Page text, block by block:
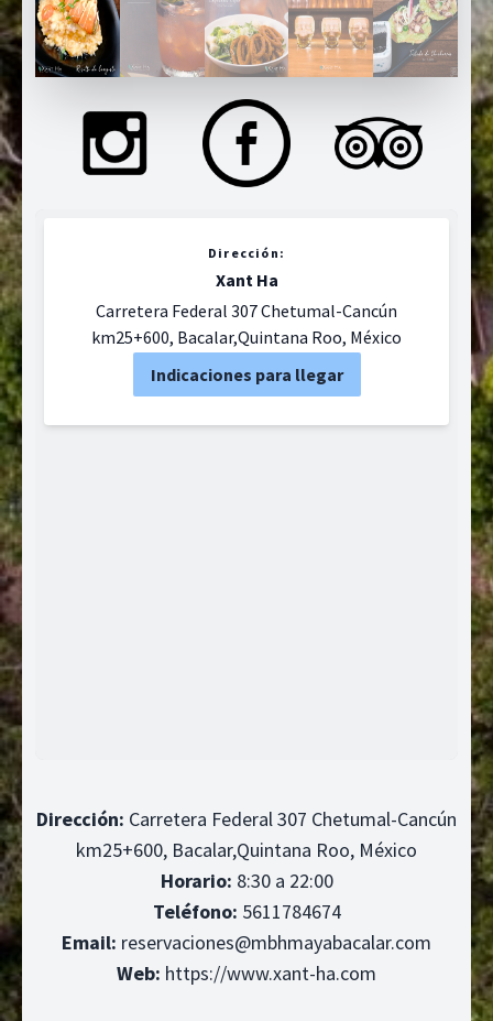
Dirección:
Xant Ha
Carretera Federal 307 Chetumal-Cancún
km25+600, Bacalar,Quintana Roo, México
Indicaciones para llegar
Dirección: Carretera Federal 307 Chetumal-Cancún
km25+600, Bacalar,Quintana Roo, México
Horario: 8:30 a 22:00
Teléfono: 5611784674
Email: reservaciones@mbhmayabacalar.com
Web: https://www.xant-ha.com